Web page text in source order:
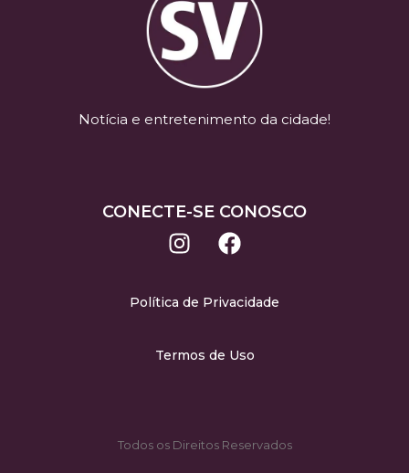
Notícia e entretenimento da cidade!
CONECTE-SE CONOSCO
Política de Privacidade
Termos de Uso
Todos os Direitos Reservados